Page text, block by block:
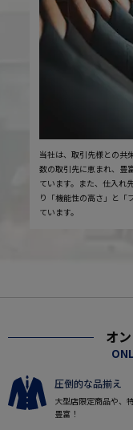
当社は、取引先様との共
数の取引先に恵まれ、豊
ています。また、仕入れ
り「機能性の高さ」と「
ています。
オ
圧倒的な品揃え
大型店限定商品や、
豊富！